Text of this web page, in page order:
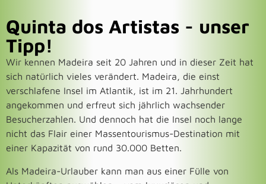
Quinta dos Artistas - unser
Tipp!
Wir kennen Madeira seit 20 Jahren und in dieser Zeit hat
sich natürlich vieles verändert. Madeira, die einst
verschlafene Insel im Atlantik, ist im 21. Jahrhundert
angekommen und erfreut sich jährlich wachsender
Besucherzahlen. Und dennoch hat die Insel noch lange
nicht das Flair einer Massentourismus-Destination mit
einer Kapazität von rund 30.000 Betten.
Als Madeira-Urlauber kann man aus einer Fülle von